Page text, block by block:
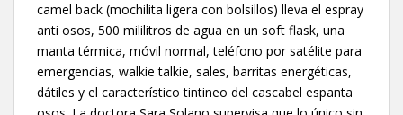
camel back (mochilita ligera con bolsillos) lleva el espray
anti osos, 500 mililitros de agua en un soft flask, una
manta térmica, móvil normal, teléfono por satélite para
emergencias, walkie talkie, sales, barritas energéticas,
dátiles y el característico tintineo del cascabel espanta